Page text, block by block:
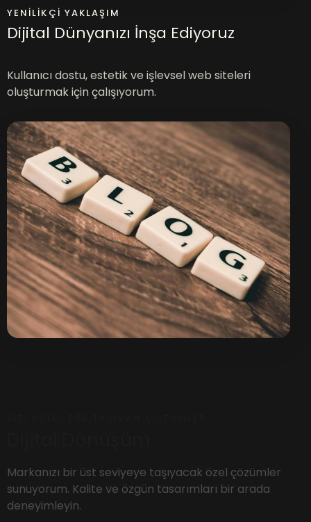
YENILIKÇI YAKLAŞIM
Dijital Dünyanızı İnşa Ediyoruz
Kullanıcı dostu, estetik ve işlevsel web siteleri
oluşturmak için çalışıyorum.
Markanızı bir üst seviyeye taşıyacak özel çözümler
sunuyorum. Kalite ve özgün tasarımları bir arada
deneyimleyin.